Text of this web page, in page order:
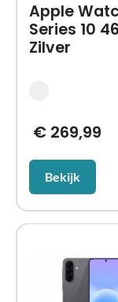
Apple
Series 10
Zilver
€269,99
Bekijk